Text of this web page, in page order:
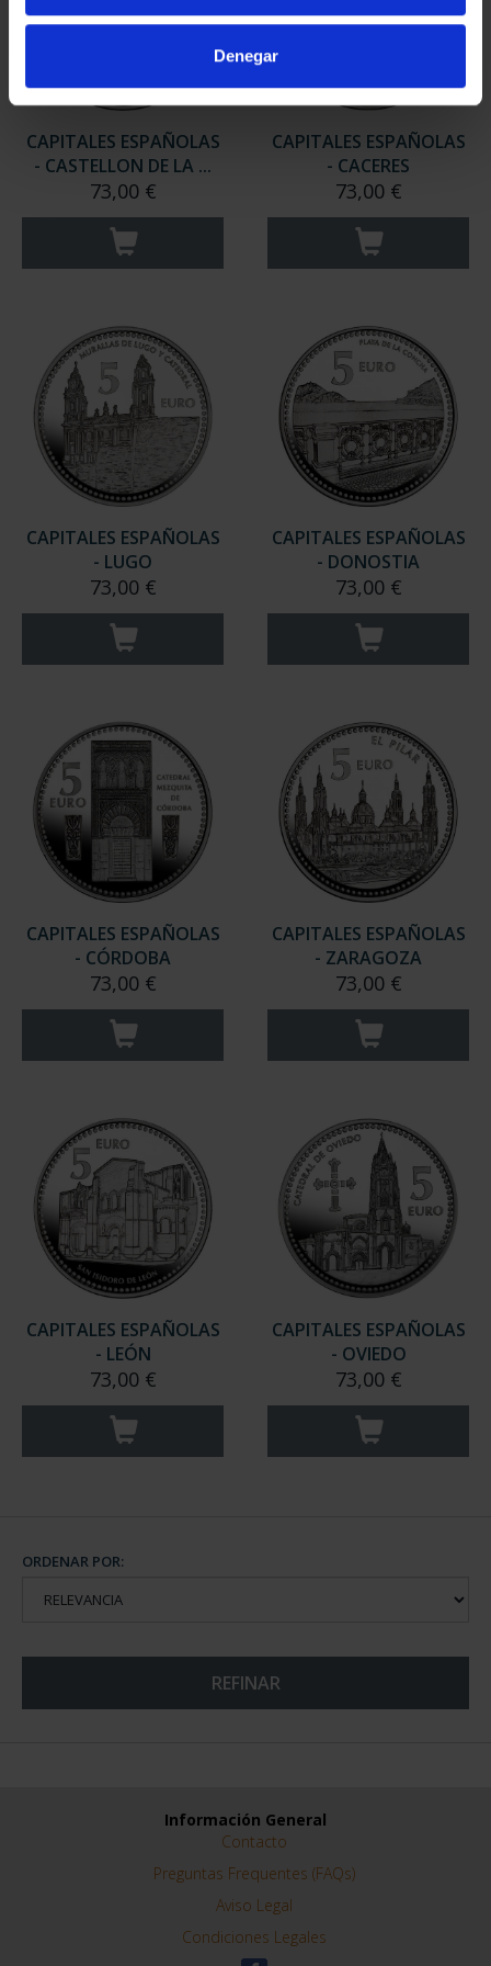
Denegar
CAPITALES ESPAÑOLAS
- CASTELLON DE LA ...
73,00 €
CAPITALES ESPAÑOLAS
- CACERES
73,00 €
CAPITALES ESPAÑOLAS
- LUGO
73,00 €
CAPITALES ESPAÑOLAS
- DONOSTIA
73,00 €
CAPITALES ESPAÑOLAS
- CÓRDOBA
73,00 €
CAPITALES ESPAÑOLAS
- ZARAGOZA
73,00 €
CAPITALES ESPAÑOLAS
- LEÓN
73,00 €
CAPITALES ESPAÑOLAS
- OVIEDO
73,00 €
ORDENAR POR:
REFINAR
Información General
Contacto
Preguntas Frequentes (FAQs)
Aviso Legal
Condiciones Legales